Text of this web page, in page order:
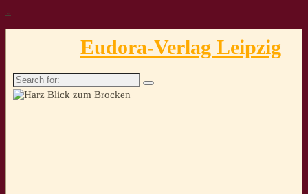
↓
Eudora-Verlag Leipzig
Search
for: